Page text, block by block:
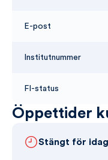
E-post
Institutnummer
FI-status
Öppettider
Stängt för idag